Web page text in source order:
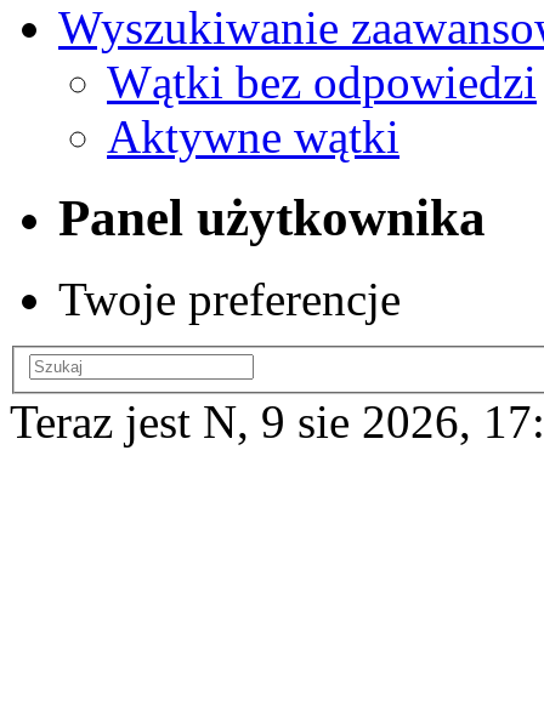
Wyszukiwanie
Wątki bez odpowiedzi
Aktywne wątki
Panel użytkownika
Twoje preferencje
Teraz jest N, 9 sie 2026,